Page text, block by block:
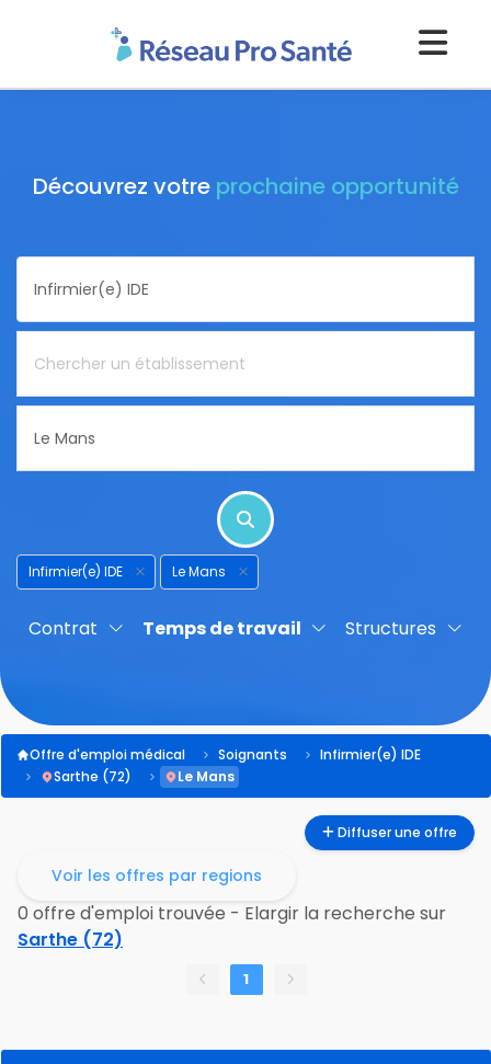
Découvrez votre prochaine opportunité
Infirmier(e) IDE Le Mans
Contrat Temps de travail Structures
Offre d'emploi médical Soignants
Infirmier(e) IDE
Sarthe (72)
Le Mans
Diffuser une offre
Voir les offres par regions
0 offre d'emploi trouvée - Elargir la recherche sur
Sarthe (72)
1